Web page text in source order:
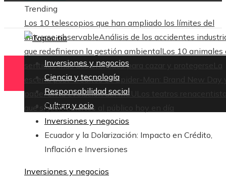
Trending
Los 10 telescopios que han ampliado los límites del
universo observableAnálisis de los accidentes
que redefinieron la gestión ambientalLos 10 animales
sentidos más desarrollados para cazar y protegerse La
escena post-créditos de Spider-Man: Brand New Day
papel en la evolución del MCU
Los teatros
que siguen abiertos al público hoy en día
Inversiones y negocios
Ciencia y tecnología
Responsabilidad social
Cultura y ocio
Inicio
Inversiones y negocios
Ecuador y la Dolarización: Impacto en Crédito,
Inflación e Inversiones
Inversiones y negocios